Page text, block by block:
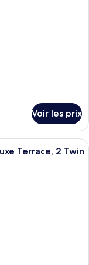
Voir les prix
d’hôtel moderne
Terrace, 2 Twin